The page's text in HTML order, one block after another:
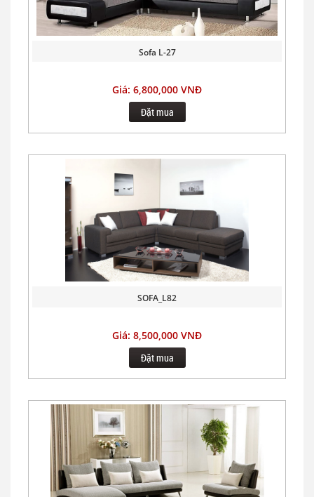
Sofa L-27
Giá: 6,800,000 VNĐ
Đặt mua
SOFA_L82
Giá: 8,500,000 VNĐ
Đặt mua